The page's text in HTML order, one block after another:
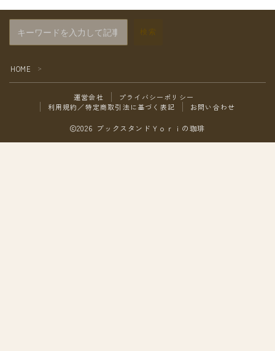
検索
HOME ＞
運営会社
プライバシーポリシー
利用規約／特定商取引法に基づく表記
お問い合わせ
2026 ブックスタンドＹｏｒｉの珈琲